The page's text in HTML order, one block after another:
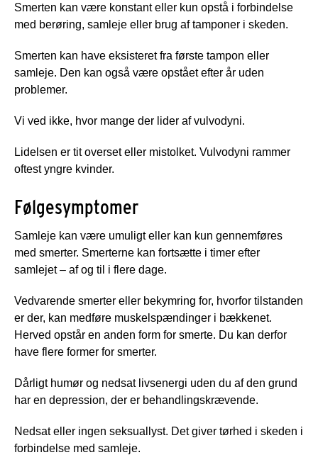
Smerten kan være konstant eller kun opstå i forbindelse
med berøring, samleje eller brug af tamponer i skeden.
Smerten kan have eksisteret fra første tampon eller
samleje. Den kan også være opstået efter år uden
problemer.
Vi ved ikke, hvor mange der lider af vulvodyni.
Lidelsen er tit overset eller mistolket. Vulvodyni rammer
oftest yngre kvinder.
Følgesymptomer
Samleje kan være umuligt eller kan kun gennemføres
med smerter. Smerterne kan fortsætte i timer efter
samlejet – af og til i flere dage.
Vedvarende smerter eller bekymring for, hvorfor tilstanden
er der, kan medføre muskelspændinger i bækkenet.
Herved opstår en anden form for smerte. Du kan derfor
have flere former for smerter.
Dårligt humør og nedsat livsenergi uden du af den grund
har en depression, der er behandlingskrævende.
Nedsat eller ingen seksuallyst. Det giver tørhed i skeden i
forbindelse med samleje.